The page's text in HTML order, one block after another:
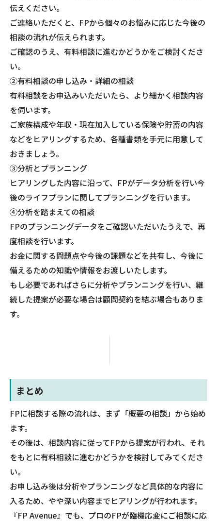
伝えください。
ご連絡いただくと、FPから個々のお悩みに応じた今後の
相談の流れが伝えられます。
ご確認のうえ、有料相談に進むかどうかをご検討くださ
い。
②有料相談の申し込み・詳細の相談
有料相談をお申込みいただいたら、より細かく相談内容
を伺います。
ご家族構成や年収・現在加入している保険や貯蓄の内容
などをヒアリングするため、各種書類を手元に用意して
おきましょう。
③分析とプランニング
ヒアリングした内容に沿って、FPがデータ分析を行い今
後のライフプランに関してプランニングを行います。
④分析を踏まえての相談
FPのプランニングデータをご確認いただいたうえで、再
度相談を行います。
お金に関する問題点や今後の課題などを共有し、今後に
備えるための知識や情報をお渡しいたします。
もし必要であればさらに分析やプランニングを行い、継
続した提案が必要な場合は顧問契約を結ぶ場合もありま
す。
まとめ
FPに相談する際の流れは、まず「概要の相談」から始め
ます。
その後は、相談内容に従ってFPから提案が行われ、それ
をもとに有料相談に進むかどうかを検討してみてくださ
い。
お申し込み後は分析やプランニングなど具体的な内容に
入るため、やや深い内容までヒアリングが行われます。
『FP Avenue』でも、プロのFPが臨機応変にご相談に応